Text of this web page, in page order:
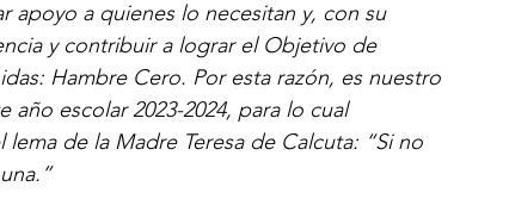
apoyo a quienes lo necesitan y, con su
y contribuir a lograr el Objetivo de
Hambre Cero. Por esta razón, es nuestro
escolar 2023-2024, para lo cual
de la Madre Teresa de Calcuta: “Si no